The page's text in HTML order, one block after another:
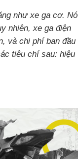
như xe ga cơ. Nó
nhiên, xe ga điện
và chi phí ban đầu
tiêu chí sau: hiệu